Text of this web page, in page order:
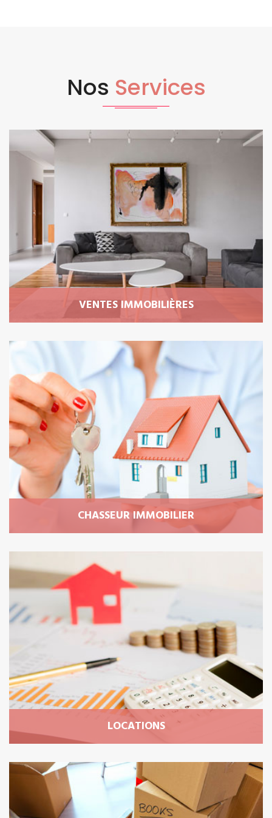
Nos Services
VENTES IMMOBILIÈRES
VENTES IMMOBILIÈRES
Découvrez les biens immobiliers en vente dans
notre agence.. Lequel est fait pour vous ?
Plus d'informations
CHASSEUR IMMOBILIER
CHASSEUR IMMOBILIER
Bénéficiez d’une recherche personnalisée pour
dénicher le bien de vos rêves ! Alors de quel bien
rêvez-vous ?
Plus d'informations
LOCATIONS
LOCATIONS
Confiez nous la mise en location de votre bien